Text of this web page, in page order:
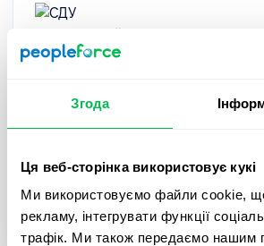
Згода
Ця веб-сторінка використовує кукі
Ми використовуємо файли cookie,
рекламу, інтегрувати функції
трафік. Ми також передаємо нашим
СДУ "Український центр
трансплантації органів та
донорської крові та її
України.